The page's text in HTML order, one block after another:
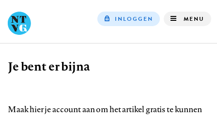
INLOGGEN MENU
Kruimelpad
Je bent er bijna
Maak hier je account aan om het artikel gratis te kunnen